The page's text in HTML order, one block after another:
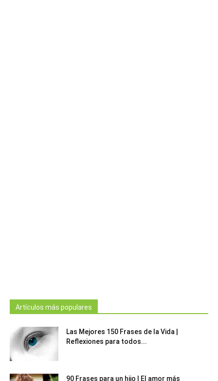
Artículos más populares
Las Mejores 150 Frases de la Vida |
Reflexiones para todos...
90 Frases para un hijo | El amor más